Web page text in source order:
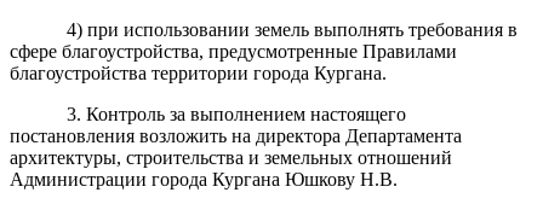
4) при использовании земель выполнять требования в
сфере благоустройства, предусмотренные Правилами
благоустройства территории города Кургана.
3. Контроль за выполнением настоящего
постановления возложить на директора Департамента
архитектуры, строительства и земельных отношений
Администрации города Кургана Юшкову Н.В.